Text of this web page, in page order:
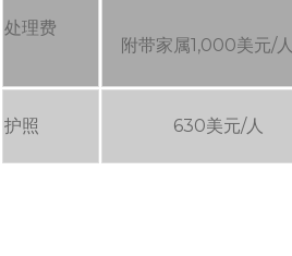
处理费
附带家属1,000美元/人
护照 630美元/人